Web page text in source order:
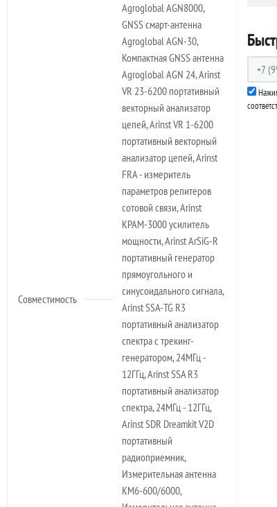
Совместимость
Agroglobal AGN8000,
GNSS смарт-антенна
Agroglobal AGN-30,
Компактная GNSS антенна
Agroglobal AGN 24, Arinst
VR 23-6200 портативный
векторный анализатор
цепей, Arinst VR 1-6200
портативный векторный
анализатор цепей, Arinst
FRA - измеритель
параметров репитеров
сотовой связи, Arinst
KPAM-3000 усилитель
мощности, Arinst ArSiG-R
портативный генератор
прямоугольного и
синусоидального сигнала,
Arinst SSA-TG R3
портативный анализатор
спектра с трекинг-
генератором, 24МГц -
12ГГц, Arinst SSA R3
портативный анализатор
спектра, 24МГц - 12ГГц,
Arinst SDR Dreamkit V2D
портативный
радиоприемник,
Измерительная антенна
KM6-600/6000,